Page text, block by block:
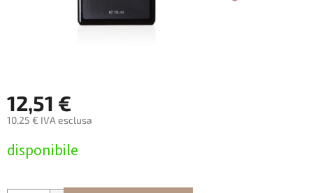
12,51 €
10,25 € IVA esclusa
della
disponibile